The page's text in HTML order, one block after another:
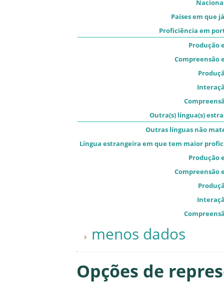
Países em que
Proficiência em
Produção
Compreensão
Outra(s) língua(s)
Outras línguas não
Língua estrangeira em que tem maior
Produção
Compreensão
menos dados
Opções de